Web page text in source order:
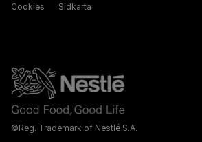
©Reg. Trademark of Nestlé S.A.
Cookies Sidkarta